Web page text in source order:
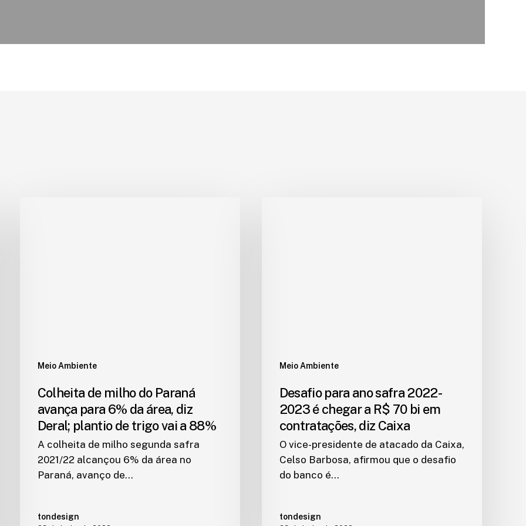
Meio Ambiente
Colheita de milho do Paraná
avança para 6% da área, diz
Deral; plantio de trigo vai a 88%
A colheita de milho segunda safra
2021/22 alcançou 6% da área no
Paraná, avanço de…
tondesign
Meio Ambiente
Desafio para ano safra 2022-
2023 é chegar a R$ 70 bi em
contratações, diz Caixa
O vice-presidente de atacado da Caixa,
Celso Barbosa, afirmou que o desafio
do banco é…
tondesign